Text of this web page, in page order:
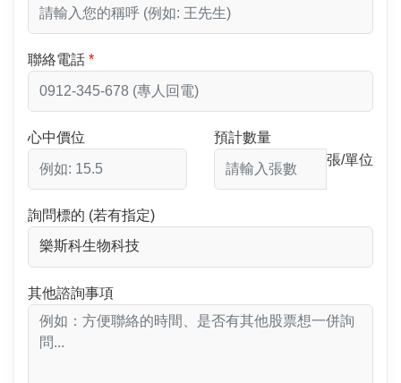
聯絡電話
心中價位
預計數量
張/單位
詢問標的 (若有指定)
其他諮詢事項